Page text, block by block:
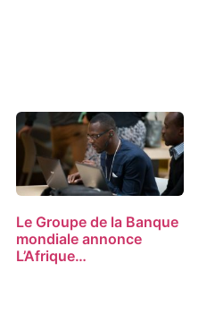
Le Groupe de la Banque
mondiale annonce
L’Afrique…